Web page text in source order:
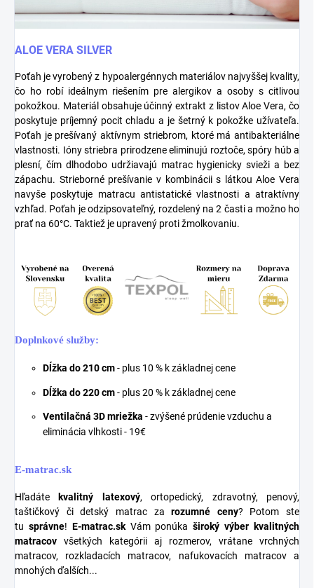
ALOE VERA SILVER
Poťah je vyrobený z hypoalergénnych materiálov najvyššej kvality,
čo ho robí ideálnym riešením pre alergikov a osoby s citlivou
pokožkou. Materiál obsahuje účinný extrakt z listov Aloe Vera, čo
poskytuje príjemný pocit chladu a je šetrný k pokožke užívateľa.
Poťah je prešívaný aktívnym striebrom, ktoré má antibakteriálne
vlastnosti. Ióny striebra prirodzene eliminujú roztoče, spóry húb a
plesní, čím dlhodobo udržiavajú matrac hygienicky svieži a bez
zápachu. Strieborné prešívanie v kombinácii s látkou Aloe Vera
navyše poskytuje matracu antistatické vlastnosti a atraktívny
vzhľad. Poťah je odzipsovateľný, rozdelený na 2 časti a možno ho
prať na 60°C. Taktiež je upravený proti žmolkovaniu.
Doplnkové služby:
Dĺžka do 210 cm- plus 10 % k základnej cene
Dĺžka do 220 cm- plus 20 % k základnej cene
Ventilačná 3D mriežka - zvýšené prúdenie vzduchu a
eliminácia vlhkosti - 19€
E-matrac.sk
Hľadáte kvalitný latexový, ortopedický, zdravotný, penový,
taštičkový či detský matrac zarozumné ceny? Potom ste
tu správne! E-matrac.skVám ponúka široký výber kvalitných
matracov všetkých kategórii aj rozmerov, vrátane vrchných
matracov, rozkladacích matracov, nafukovacích matracov a
mnohých ďalších...